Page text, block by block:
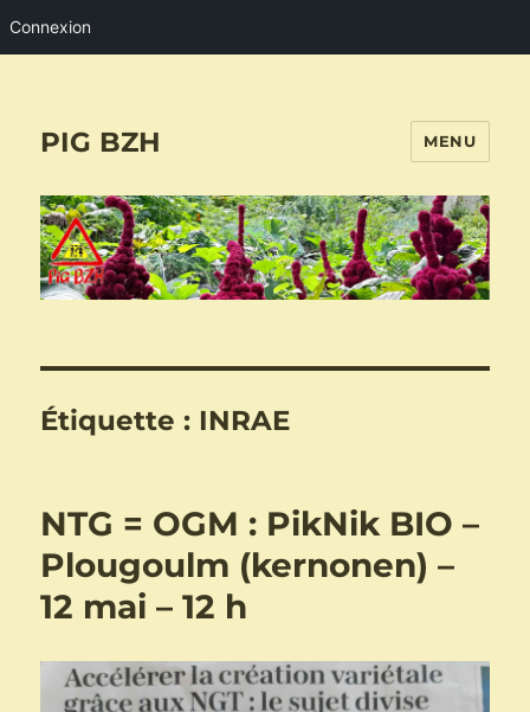
Connexion
PIG BZH MENU
Étiquette : INRAE
NTG = OGM : PikNik BIO –
Plougoulm (kernonen) –
12 mai – 12 h